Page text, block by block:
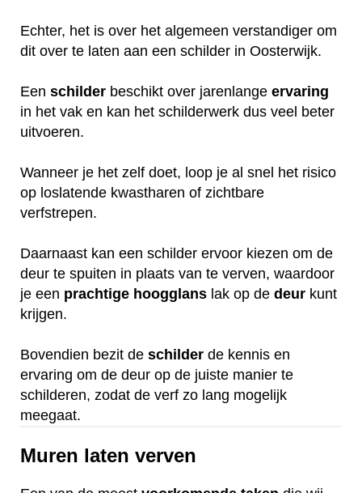
Echter, het is over het algemeen verstandiger om
dit over te laten aan een schilder in Oosterwijk.
Een schilder beschikt over jarenlange ervaring
in het vak en kan het schilderwerk dus veel beter
uitvoeren.
Wanneer je het zelf doet, loop je al snel het risico
op loslatende kwastharen of zichtbare
verfstrepen.
Daarnaast kan een schilder ervoor kiezen om de
deur te spuiten in plaats van te verven, waardoor
je een prachtige hoogglans lak op de deur kunt
krijgen.
Bovendien bezit de schilder de kennis en
ervaring om de deur op de juiste manier te
schilderen, zodat de verf zo lang mogelijk
meegaat.
Muren laten verven